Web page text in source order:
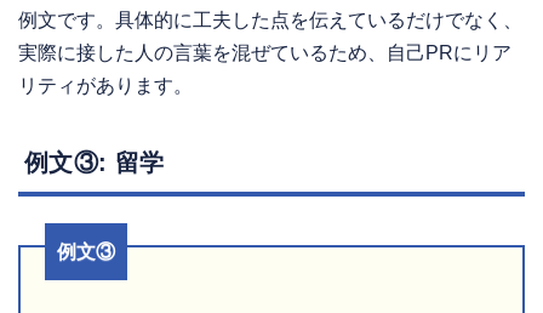
例文です。具体的に工夫した点を伝えているだけでなく、
実際に接した人の言葉を混ぜているため、自己PRにリア
リティがあります。
例文③: 留学
例文③